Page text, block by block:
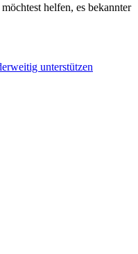
helfen, es bekannter
unterstützen